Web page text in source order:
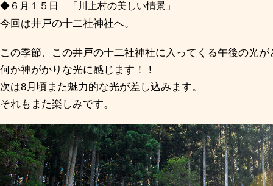
◆６月１５日 「川上村の美しい情景」
今回は井戸の十二社神社へ。
この季節、この井戸の十二社神社に入ってくる午後の光
何か神がかりな光に感じます！！
次は8月頃また魅力的な光が差し込みます。
それもまた楽しみです。